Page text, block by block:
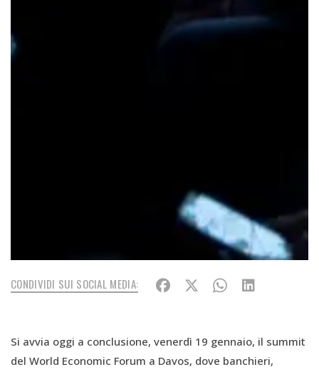
CONDIVIDI SUI SOCIAL MEDIA:
Si avvia oggi a conclusione, venerdì 19 gennaio, il summit
del World Economic Forum a Davos, dove banchieri,